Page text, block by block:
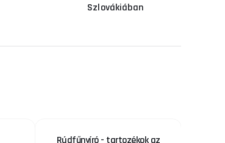
Szlovákiában
Rúdfűnyíró - tartozékok az